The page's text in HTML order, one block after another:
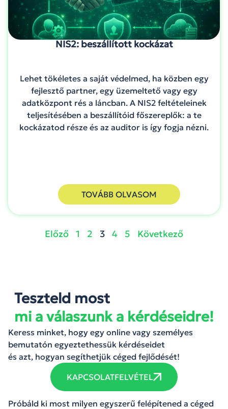
NIS2: beszállított kockázat
Lehet tökéletes a saját védelmed, ha közben egy
fejlesztő partner, egy üzemeltető vagy egy
adatközpont rés a láncban. A NIS2 feltételeinek
teljesítésében a beszállítóid főszereplők: a te
kockázatod része és az auditor is így fogja nézni.
TOVÁBB OLVASOM
Előző 1 2 3 4 5 Következő
Teszteld most
mi a válaszunk a kérdéseidre!
Keress minket, hogy egy online vagy személyes
bemutatón egyeztethessük kérdéseidet
és azt, hogyan segíthetjük céged fejlődését!
KAPCSOLATFELVÉTEL
Próbáld ki most milyen egyszerű felépítened a céged